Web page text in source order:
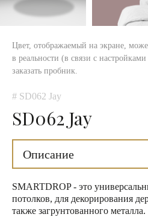
Цвет, отображаемый на экране,
в реальности (в связи с
заказать пробник.
# SD062 Jay
SD062 Jay
Описание
SMARTDROP - это
потолков, для декорирования
также загрунтованного